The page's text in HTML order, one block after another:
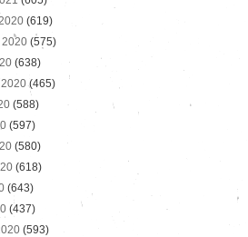
(619)
2020 (575)
(638)
(465)
(588)
(597)
(580)
(618)
(643)
(437)
(593)